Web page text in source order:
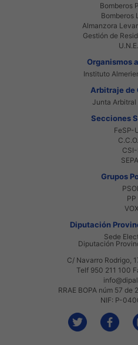
Bomberos
Bomberos
Almanzora
Gestión de
Organismos
Instituto
Arbitraje de
Junta
Secciones
FeSP-
CSI-
Grupos
PP
VOX
Diputación
Sede
Diputación
C/ Navarro Rodrigo,
Telf 950 211 100
RRAE BOPA núm 57
NIF: P-